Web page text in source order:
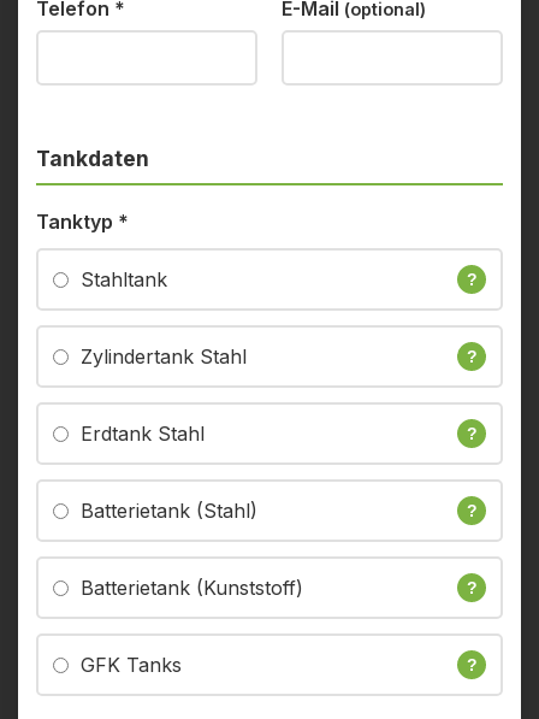
Telefon * E-Mail (optional)
Tankdaten
Tanktyp *
Stahltank ?
Zylindertank Stahl ?
Erdtank Stahl ?
Batterietank (Stahl) ?
Batterietank (Kunststoff) ?
GFK Tanks ?